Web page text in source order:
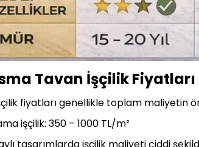
Tavan İşçilik Fiyatları
fiyatları genellikle toplam maliyetin
işçilik: 350 – 1000 TL/m²